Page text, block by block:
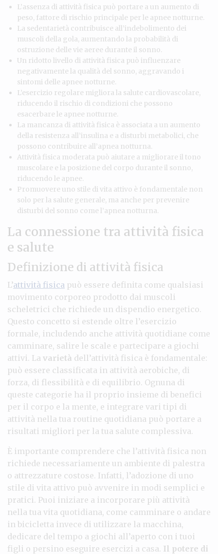
L’assenza di attività fisica può portare a un aumento di
peso, fattore di rischio principale per le apnee notturne.
La sedentarietà contribuisce all’indebolimento dei
muscoli della gola, aumentando la probabilità di
ostruzione delle vie aeree durante il sonno.
Un ridotto livello di attività fisica può influenzare
negativamente la qualità del sonno, aggravando i
sintomi delle apnee notturne.
L’esercizio regolare migliora la salute cardiovascolare,
riducendo il rischio di condizioni che possono
esacerbare le apnee notturne.
La mancanza di attività fisica è associata a un aumento
della resistenza all’insulina e a disturbi metabolici, che
possono contribuire all’apnea notturna.
Attività fisica moderata può aiutare a migliorare il tono
muscolare e la posizione del corpo durante il sonno,
riducendo le apnee.
Promuovere uno stile di vita attivo è fondamentale non
solo per la salute generale, ma anche per prevenire
disturbi del sonno come l’apnea notturna.
La connessione tra attività fisica
e salute
Definizione di attività fisica
L’attività fisica può essere definita come qualsiasi
movimento corporeo prodotto dai muscoli
scheletrici che richiede un dispendio energetico.
Questo concetto si estende oltre l’esercizio
formale, includendo anche attività quotidiane come
camminare, salire le scale e partecipare a giochi
attivi. La varietà dell’attività fisica è fondamentale:
può essere classificata in attività aerobiche, di
forza, di flessibilità e di equilibrio. Ognuna di
queste categorie ha il proprio insieme di benefici
per il corpo e la mente, e integrare vari tipi di
attività nella tua routine quotidiana può portare a
risultati migliori per la tua salute complessiva.
È importante comprendere che l’attività fisica non
richiede necessariamente un ambiente di palestra
o attrezzature costose. Infatti, l’adozione di uno
stile di vita attivo può avvenire in modi semplici e
pratici. Puoi iniziare a incorporare più attività
nella tua vita quotidiana, come camminare o andare
in bicicletta invece di utilizzare la macchina,
dedicare del tempo a giochi all’aperto con i tuoi
figli o persino eseguire esercizi a casa. Il potere di